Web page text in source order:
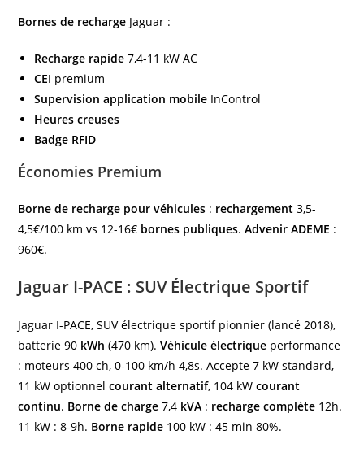
Bornes de recharge Jaguar :
Recharge rapide 7,4-11 kW AC
CEI premium
Supervision application mobile InControl
Heures creuses
Badge RFID
Économies Premium
Borne de recharge pour véhicules : rechargement 3,5-
4,5€/100 km vs 12-16€ bornes publiques.Advenir ADEME :
960€.
Jaguar I-PACE : SUV Électrique Sportif
Jaguar I-PACE, SUV électrique sportif pionnier (lancé 2018),
batterie 90 kWh (470 km).Véhicule électrique performance
: moteurs 400 ch, 0-100 km/h 4,8s. Accepte 7 kW standard,
11 kW optionnelcourant alternatif, 104 kWcourant
continu. Borne de charge 7,4 kVA : recharge complète 12h.
11 kW : 8-9h. Borne rapide 100 kW : 45 min 80%.